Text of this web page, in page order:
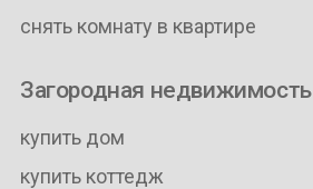
снять комнату в квартире
Загородная недвижимость
купить дом
купить коттедж